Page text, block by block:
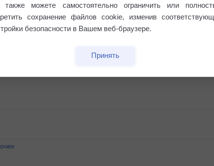
можете самостоятельно ограничить или
сохранение файлов cookie, изменив
безопасности в Вашем веб-браузере.
Принять